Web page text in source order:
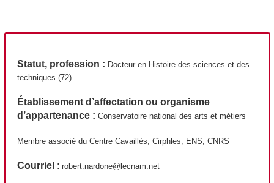
Statut, profession : Docteur en Histoire des sciences et des
techniques (72).
Établissement d’affectation ou organisme
d’appartenance : Conservatoire national des arts et métiers
Membre associé du Centre Cavaillès, Cirphles, ENS, CNRS
Courriel : robert.nardone@lecnam.net